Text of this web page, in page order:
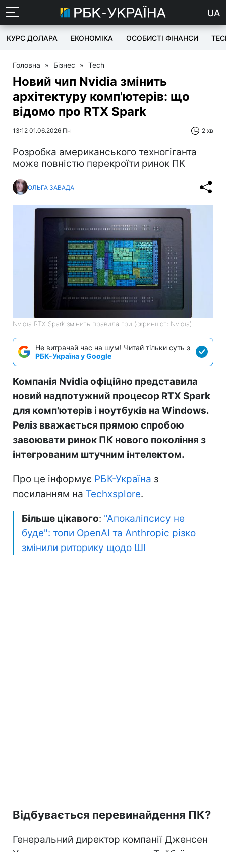
UA
КУРС ДОЛАРА ЕКОНОМІКА ОСОБИСТІ ФІНАНСИ
Головна » Бізнес » Tech
Новий чип Nvidia змінить
архітектуру комп'ютерів: що
відомо про RTX Spark
13:12 01.06.2026 Пн 2 хв
Розробка американського техногіганта
може повністю перекроїти ринок ПК
ОЛЬГА ЗАВАДА
Nvidia RTX Spark змінить правила гри (скриншот: Nvidia)
Не витрачай час на шум! Читай тільки суть з
РБК-Україна у Google
Компанія Nvidia офіційно представила
новий надпотужний процесор RTX Spark
для комп'ютерів і ноутбуків на Windows.
Реліз вважається прямою спробою
завоювати ринок ПК нового покоління з
інтегрованим штучним інтелектом.
Про це інформує РБК-Україна з
посиланням на Techxsplore.
Більше цікавого: "Апокаліпсису не
буде": топи OpenAI та Anthropic різко
змінили риторику щодо ШІ
Відбувається перевинайдення ПК?
Генеральний директор компанії Дженсен